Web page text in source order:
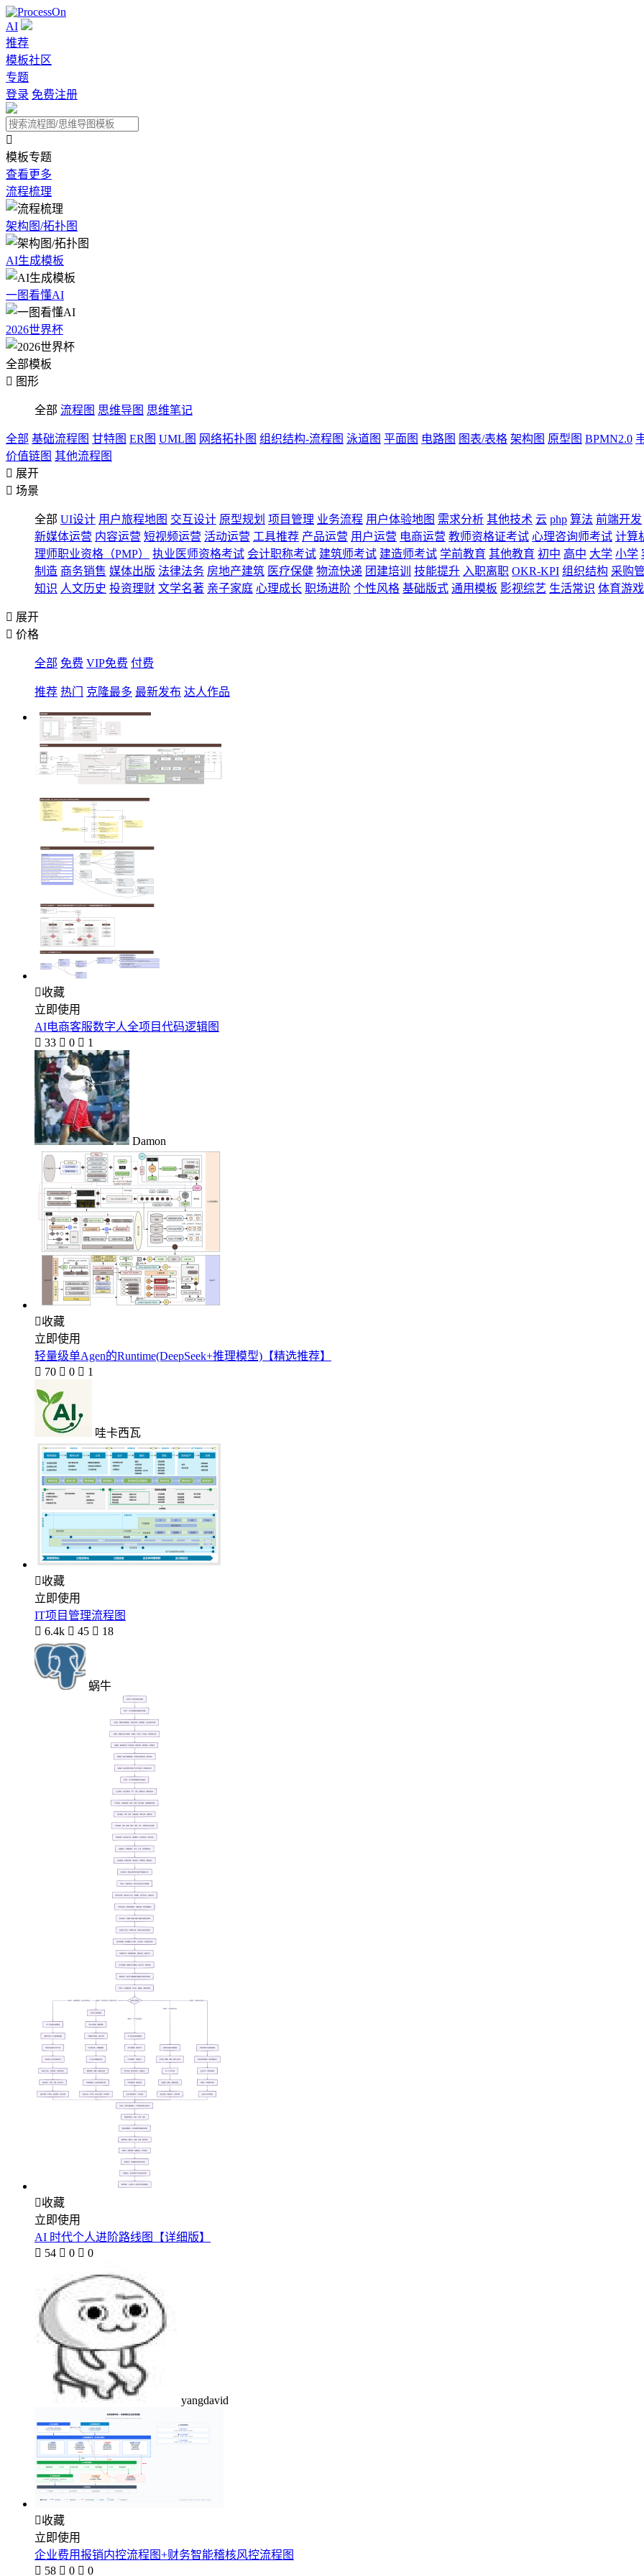
AI
推荐
模板社区
专题
登录 免费注册

模板专题
查看更多
流程梳理
架构图/拓扑图
AI生成模板
一图看懂AI
2026世界杯
全部模板
 图形
全部 流程图 思维导图 思维笔记
全部 基础流程图 甘特图 ER图 UML图 网络拓扑图 组织结构-流程图 泳道图 平面图 电路图 图表/表格 架构图 原型图 BPMN2.0
价值链图 其他流程图
 展开
 场景
全部 UI设计 用户旅程地图 交互设计 原型规划 项目管理 业务流程 用户体验地图 需求分析 其他技术 云 php 算法 前端开发
新媒体运营 内容运营 短视频运营 活动运营 工具推荐 产品运营 用户运营 电商运营 教师资格证考试 心理咨询师考试 计算
理师职业资格（PMP）
执业医师资格考试 会计职称考试 建筑师考试 建造师考试 学前教育 其他教育 初中 高中 大学 小学
制造 商务销售 媒体出版 法律法务 房地产建筑 医疗保健 物流快递 团建培训 技能提升 入职离职 OKR-KPI 组织结构 采购
知识 人文历史 投资理财 文学名著 亲子家庭 心理成长 职场进阶 个性风格 基础版式 通用模板 影视综艺 生活常识 体育游戏
 展开
 价格
全部 免费 VIP免费 付费
推荐 热门 克隆最多 最新发布 达人作品
收藏
立即使用
AI电商客服数字人全项目代码逻辑图
 33  0  1
Damon
收藏
立即使用
轻量级单Agen的Runtime(DeepSeek+推理模型)【精选推荐】
 70  0  1
哇卡西瓦
收藏
立即使用
IT项目管理流程图
 6.4k  45  18
蜗牛
收藏
立即使用
AI 时代个人进阶路线图【详细版】
 54  0  0
yangdavid
收藏
立即使用
企业费用报销内控流程图+财务智能稽核风控流程图
 58  0  0